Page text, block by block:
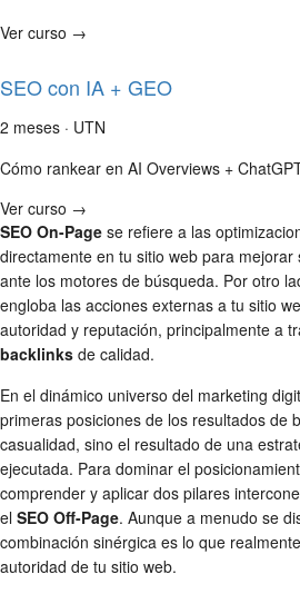
Ver curso →
SEO con IA + GEO
2 meses · UTN
Cómo rankear en AI Overviews +
Ver curso →
SEO On-Page se refiere a las
directamente en tu sitio web para mejorar
ante los motores de búsqueda. Por otro
engloba las acciones externas a tu sitio
autoridad y reputación, principalmente a
backlinks de calidad.
En el dinámico universo del marketing
primeras posiciones de los resultados de
casualidad, sino el resultado de una
ejecutada. Para dominar el
comprender y aplicar dos pilares
el SEO Off-Page. Aunque a menudo se
combinación sinérgica es lo que
autoridad de tu sitio web.